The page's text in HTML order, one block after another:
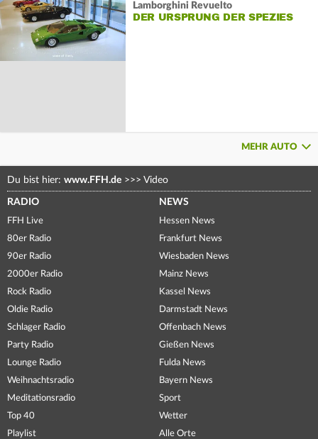
Lamborghini Revuelto
DER URSPRUNG DER SPEZIES
MEHR AUTO
Du bist hier: www.FFH.de >>> Video
RADIO
FFH Live
80er Radio
90er Radio
2000er Radio
Rock Radio
Oldie Radio
Schlager Radio
Party Radio
Lounge Radio
Weihnachtsradio
Meditationsradio
Top 40
Playlist
NEWS
Hessen News
Frankfurt News
Wiesbaden News
Mainz News
Kassel News
Darmstadt News
Offenbach News
Gießen News
Fulda News
Bayern News
Sport
Wetter
Alle Orte